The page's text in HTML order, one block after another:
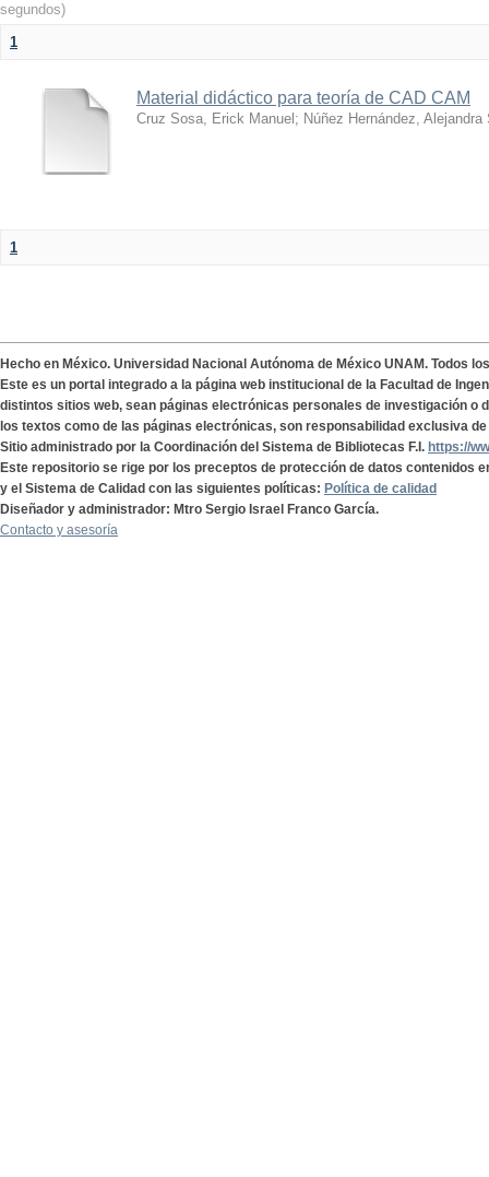
segundos)
1
Material didáctico para teoría de CAD CAM
Cruz Sosa, Erick Manuel ; Núñez Hernández, Alejandra
1
Hecho en México. Universidad Nacional Autónoma de México UNAM. Todos
Este es un portal integrado a la página web institucional de la Facultad de
distintos sitios web, sean páginas electrónicas personales de investigación o
los textos como de las páginas electrónicas, son responsabilidad exclusiva
Sitio administrado por la Coordinación del Sistema de Bibliotecas F.I. https://
Este repositorio se rige por los preceptos de protección de datos contenidos
y el Sistema de Calidad con las siguientes políticas: Política de calidad
Diseñador y administrador: Mtro Sergio Israel Franco García.
Contacto y asesoría